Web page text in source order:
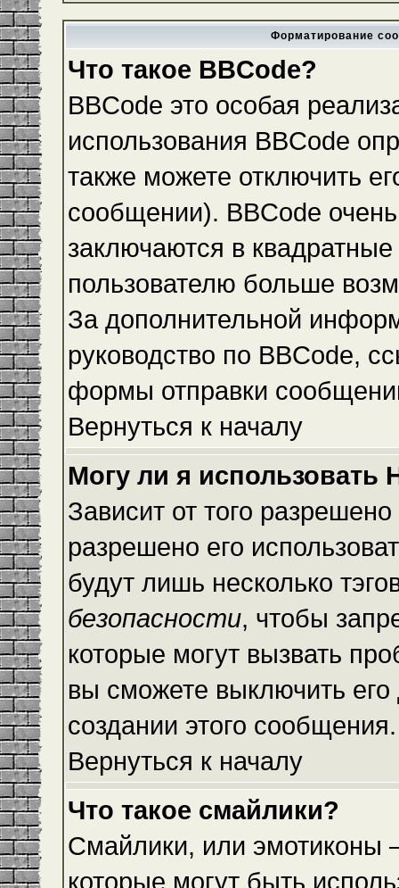
Форматирование
Что такое BBCode?
BBCode это особая
использования BBCode
также можете отключить
сообщении). BBCode
заключаются в
пользователю больше
За дополнительной
руководство по BBCode,
формы отправки
Вернуться к началу
Могу ли я использовать
Зависит от того
разрешено его
будут лишь несколько
безопасности, чтобы
которые могут вызвать
вы сможете выключить
создании этого сообщения.
Вернуться к началу
Что такое смайлики?
Смайлики, или эмотиконы
которые могут быть